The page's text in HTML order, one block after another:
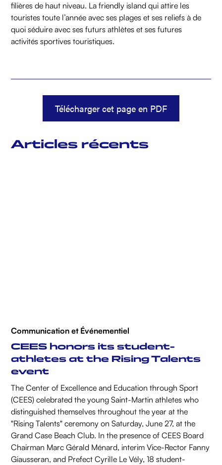
filières de haut niveau. La friendly island qui attire les
touristes toute l’année avec ses plages et ses reliefs à de
quoi séduire avec ses futurs athlètes et ses futures
activités sportives touristiques.
Télécharger cet page en PDF
Articles récents
Communication et Événementiel
CEES honors its student-
athletes at the Rising Talents
event
The Center of Excellence and Education through Sport
(CEES) celebrated the young Saint-Martin athletes who
distinguished themselves throughout the year at the
"Rising Talents" ceremony on Saturday, June 27, at the
Grand Case Beach Club. In the presence of CEES Board
Chairman Marc Gérald Ménard, interim Vice-Rector Fanny
Giausseran, and Prefect Cyrille Le Vély, 18 student-